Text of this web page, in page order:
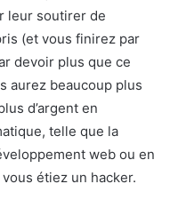
leur soutirer de
(et vous finirez par
devoir plus que ce
aurez beaucoup plus
d’argent en
telle que la
web ou en
étiez un hacker.